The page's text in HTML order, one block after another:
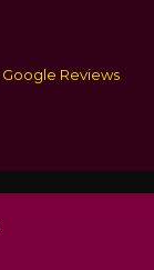
Google Reviews